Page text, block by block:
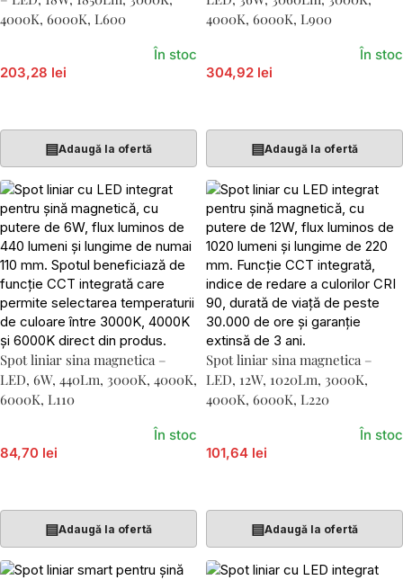
4000K, 6000K, L600
203,28 lei
În stoc
▤Adaugă la ofertă
4000K, 6000K, L900
304,92 lei
În stoc
▤Adaugă la ofertă
Spot liniar sina magnetica –
LED, 6W, 440Lm, 3000K, 4000K,
6000K, L110
84,70 lei
În stoc
▤Adaugă la ofertă
Spot liniar sina magnetica –
LED, 12W, 1020Lm, 3000K,
4000K, 6000K, L220
101,64 lei
În stoc
▤Adaugă la ofertă